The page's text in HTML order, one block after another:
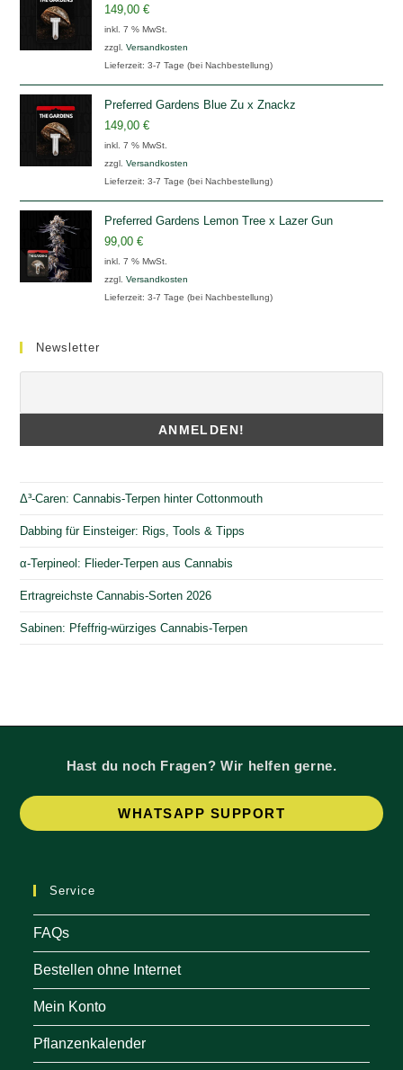
149,00€
inkl. 7 % MwSt.
zzgl.Versandkosten
Lieferzeit:3-7 Tage (bei Nachbestellung)
Preferred Gardens Blue Zu x Znackz
149,00€
inkl. 7 % MwSt.
zzgl.Versandkosten
Lieferzeit:3-7 Tage (bei Nachbestellung)
Preferred Gardens Lemon Tree x Lazer Gun
99,00€
inkl. 7 % MwSt.
zzgl.Versandkosten
Lieferzeit:3-7 Tage (bei Nachbestellung)
Newsletter
Δ³-Caren: Cannabis-Terpen hinter Cottonmouth
Dabbing für Einsteiger: Rigs, Tools & Tipps
α-Terpineol: Flieder-Terpen aus Cannabis
Ertragreichste Cannabis-Sorten 2026
Sabinen: Pfeffrig-würziges Cannabis-Terpen
Hast du noch Fragen? Wir helfen gerne.
WHATSAPP SUPPORT
Service
FAQs
Bestellen ohne Internet
Mein Konto
Pflanzenkalender